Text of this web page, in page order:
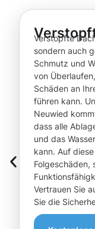
Verstopfte
sondern auch
Schmutz und
von
Schäden an
führen kann.
Neuwied
dass alle
und das
kann. Auf
Folgeschäden,
Vertrauen Sie
Sie die